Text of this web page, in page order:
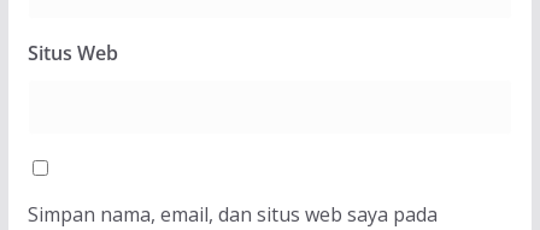
Situs Web
Simpan nama, email, dan situs web saya pada